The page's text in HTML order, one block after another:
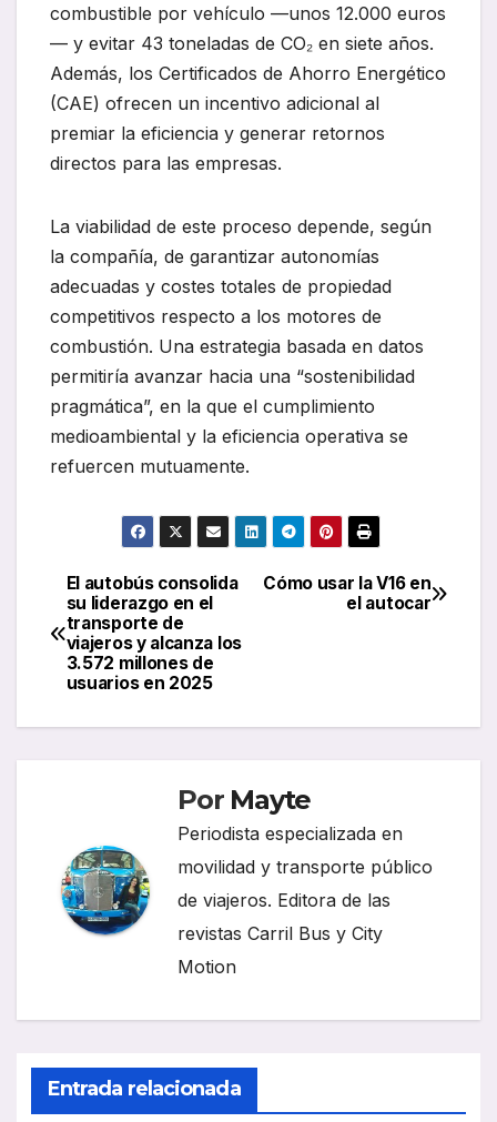
combustible por vehículo —unos 12.000 euros
— y evitar 43 toneladas de CO₂ en siete años.
Además, los Certificados de Ahorro Energético
(CAE) ofrecen un incentivo adicional al
premiar la eficiencia y generar retornos
directos para las empresas.
La viabilidad de este proceso depende, según
la compañía, de garantizar autonomías
adecuadas y costes totales de propiedad
competitivos respecto a los motores de
combustión. Una estrategia basada en datos
permitiría avanzar hacia una “sostenibilidad
pragmática”, en la que el cumplimiento
medioambiental y la eficiencia operativa se
refuercen mutuamente.
Navegación
de
entradas
Cómo usar la V16 en
el autocar
El autobús consolida
su liderazgo en el
transporte de
viajeros y alcanza los
3.572 millones de
usuarios en 2025
Por Mayte
Periodista especializada en
movilidad y transporte público
de viajeros. Editora de las
revistas Carril Bus y City
Motion
Entrada relacionada